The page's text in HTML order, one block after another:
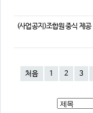
(사업공지)조합원 중식 제공
처음 1 2 3